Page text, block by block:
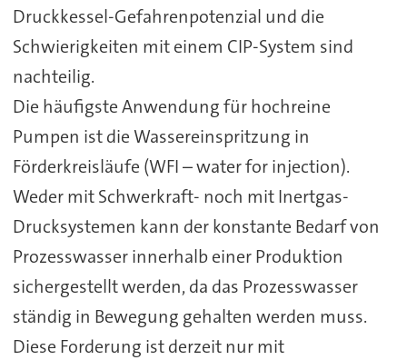
Druckkessel-Gefahrenpotenzial und die
Schwierigkeiten mit einem CIP-System sind
nachteilig.
Die häufigste Anwendung für hochreine
Pumpen ist die Wassereinspritzung in
Förderkreisläufe (WFI – water for injection).
Weder mit Schwerkraft- noch mit Inertgas-
Drucksystemen kann der konstante Bedarf von
Prozesswasser innerhalb einer Produktion
sichergestellt werden, da das Prozesswasser
ständig in Bewegung gehalten werden muss.
Diese Forderung ist derzeit nur mit